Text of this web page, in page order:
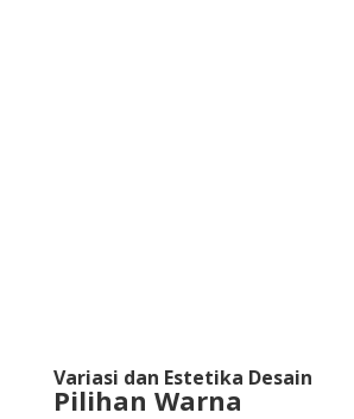
Variasi dan Estetika Desain
Pilihan Warna